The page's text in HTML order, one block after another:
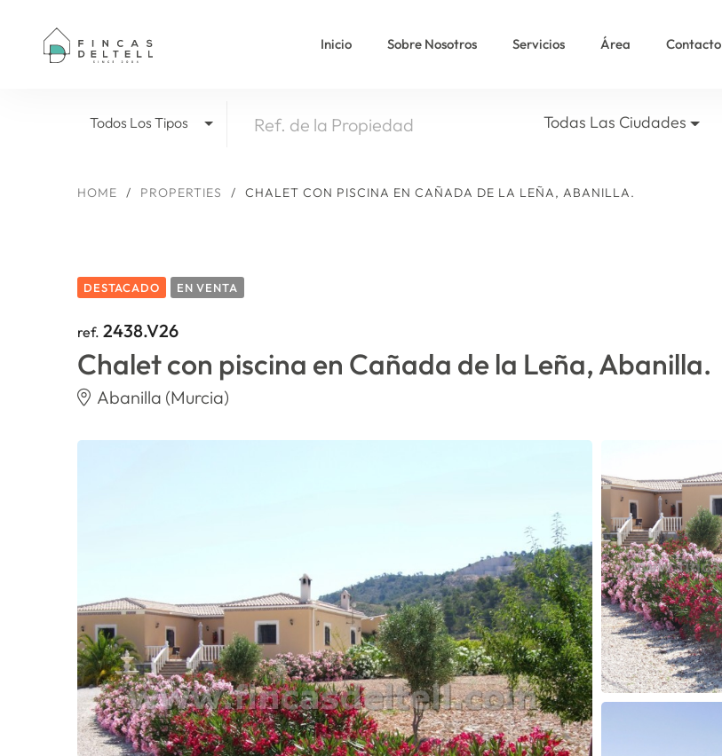
Inicio Sobre Nosotros Servicios Área Contacto
Todos Los Tipos Todas Las Ciudades
HOME / PROPERTIES / CHALET CON PISCINA EN CAÑADA DE LA LEÑA, ABANILLA.
DESTACADO EN VENTA
ref. 2438.V26
Chalet con piscina en Cañada de la Leña, Abanilla.
Abanilla (Murcia)